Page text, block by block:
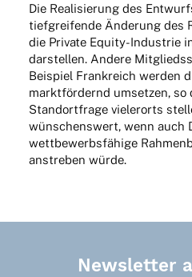
Die Reali­sie­rung des
tief­grei­fende Ände­rung des
die Private Equity-Indus­trie
darstel­len. Andere
Beispiel Frank­reich werden
markt­för­dernd umset­zen, so
Stand­ort­frage vieler­orts
wünschens­wert, wenn auch
wett­be­werbs­fä­hige
anstre­ben würde.
Newsletter